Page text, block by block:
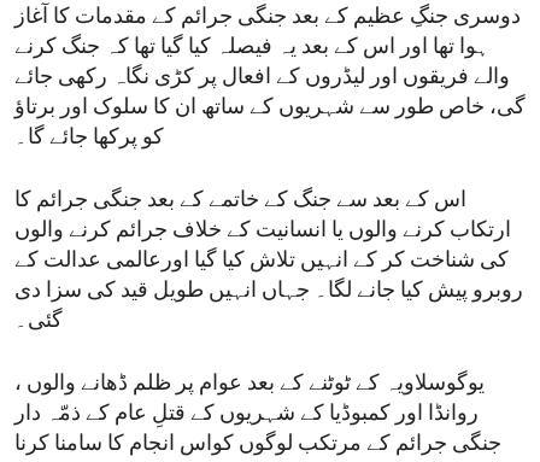
دوسری جنگِ عظیم کے بعد جنگی جرائم کے مقدمات کا آغاز
ہوا تھا اور اس کے بعد یہ فیصلہ کیا گیا تھا کہ جنگ کرنے
والے فریقوں اور لیڈروں کے افعال پر کڑی نگاہ رکھی جائے
گی، خاص طور سے شہریوں کے ساتھ ان کا سلوک اور برتاؤ
کو پرکھا جائے گا۔
اس کے بعد سے جنگ کے خاتمے کے بعد جنگی جرائم کا
ارتکاب کرنے والوں یا انسانیت کے خلاف جرائم کرنے والوں
کی شناخت کر کے انہیں تلاش کیا گیا اورعالمی عدالت کے
روبرو پیش کیا جانے لگا۔ جہاں انہیں طویل قید کی سزا دی
گئی۔
یوگوسلاویہ کے ٹوٹنے کے بعد عوام پر ظلم ڈھانے والوں ،
روانڈا اور کمبوڈیا کے شہریوں کے قتلِ عام کے ذمّہ دار
جنگی جرائم کے مرتکب لوگوں کواس انجام کا سامنا کرنا